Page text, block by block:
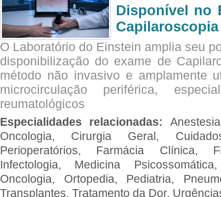
Disponível no
O Laboratório do Einstein amplia seu
disponibilização do exame de
método não invasivo e amplamente
microcirculação periférica,
reumatológicos
Especialidades relacionadas:
Oncologia, Cirurgia Geral,
Perioperatórios, Farmácia Clínica,
Infectologia, Medicina
Oncologia, Ortopedia, Pediatria,
Transplantes, Tratamento da Dor,